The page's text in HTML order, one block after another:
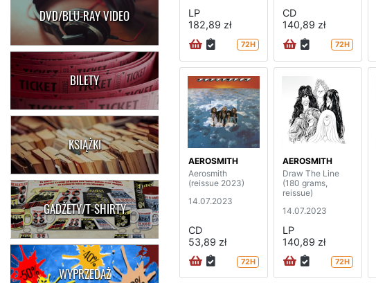
DVD/BLU-RAY VIDEO
BILETY
KSIĄŻKI
GADŻETY/T-SHIRTY
WYPRZEDAŻ
LP
182,89 zł
72H
CD
140,89 zł
72H
AEROSMITH
Aerosmith
(reissue 2023)
14.07.2023
CD
53,89 zł
72H
AEROSMITH
Draw The Line
(180 grams,
reissue)
14.07.2023
LP
140,89 zł
72H